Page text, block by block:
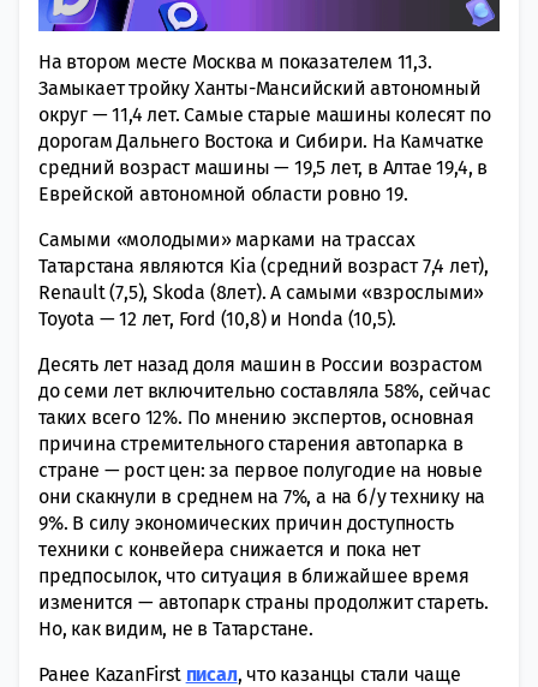
На втором месте Москва м показателем 11,3.
Замыкает тройку Ханты-Мансийский автономный
округ — 11,4 лет. Самые старые машины колесят по
дорогам Дальнего Востока и Сибири. На Камчатке
средний возраст машины — 19,5 лет, в Алтае 19,4, в
Еврейской автономной области ровно 19.
Самыми «молодыми» марками на трассах
Татарстана являются Kia (средний возраст 7,4 лет),
Renault (7,5), Skoda (8лет). А самыми «взрослыми»
Toyota — 12 лет, Ford (10,8) и Honda (10,5).
Десять лет назад доля машин в России возрастом
до семи лет включительно составляла 58%, сейчас
таких всего 12%. По мнению экспертов, основная
причина стремительного старения автопарка в
стране — рост цен: за первое полугодие на новые
они скакнули в среднем на 7%, а на б/у технику на
9%. В силу экономических причин доступность
техники с конвейера снижается и пока нет
предпосылок, что ситуация в ближайшее время
изменится — автопарк страны продолжит стареть.
Но, как видим, не в Татарстане.
Ранее KazanFirst писал, что казанцы стали чаще